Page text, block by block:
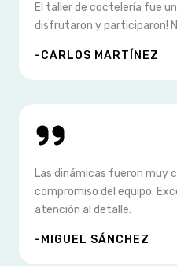
El taller de coctelería fue
disfrutaron y participaron!
-CARLOS MARTÍNEZ
Las dinámicas fueron muy
compromiso del equipo.
atención al detalle.
-MIGUEL SÁNCHEZ